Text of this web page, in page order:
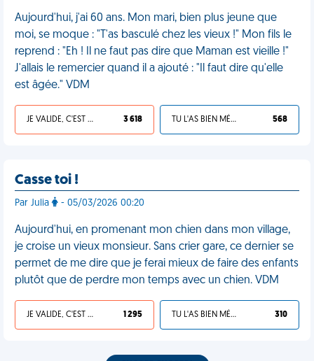
Aujourd'hui, j'ai 60 ans. Mon mari, bien plus jeune que
moi, se moque : "T'as basculé chez les vieux !" Mon fils le
reprend : "Eh ! Il ne faut pas dire que Maman est vieille !"
J'allais le remercier quand il a ajouté : "Il faut dire qu'elle
est âgée." VDM
JE VALIDE, C'EST UNE VDM 3 618 TU L'AS BIEN MÉRITÉ 568
Casse toi !
Par Julia - 05/03/2026 00:20
Aujourd'hui, en promenant mon chien dans mon village,
je croise un vieux monsieur. Sans crier gare, ce dernier se
permet de me dire que je ferai mieux de faire des enfants
plutôt que de perdre mon temps avec un chien. VDM
JE VALIDE, C'EST UNE VDM 1 295 TU L'AS BIEN MÉRITÉ 310